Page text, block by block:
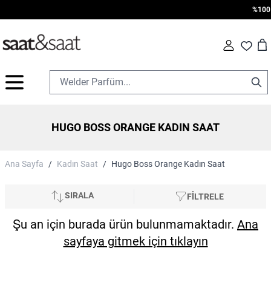
Fav Cart
HUGO BOSS ORANGE KADIN SAAT
Ana Sayfa / Kadın Saat / Hugo Boss Orange Kadın Saat
SIRALA FİLTRELE
Şu an için burada ürün bulunmamaktadır. Ana
sayfaya gitmek için tıklayın